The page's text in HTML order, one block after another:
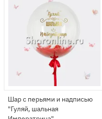
Шар с перьями и надписью
"Гуляй, шальная